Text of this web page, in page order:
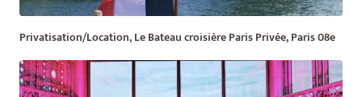
Privatisation/Location, Le Bateau croisière Paris Privée, Paris 08e